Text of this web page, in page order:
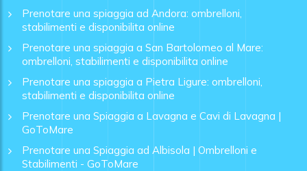
Prenotare una spiaggia ad Andora: ombrelloni,
stabilimenti e disponibilita online
Prenotare una spiaggia a San Bartolomeo al Mare:
ombrelloni, stabilimenti e disponibilita online
Prenotare una spiaggia a Pietra Ligure: ombrelloni,
stabilimenti e disponibilita online
Prenotare una Spiaggia a Lavagna e Cavi di Lavagna |
GoToMare
Prenotare una Spiaggia ad Albisola | Ombrelloni e
Stabilimenti - GoToMare